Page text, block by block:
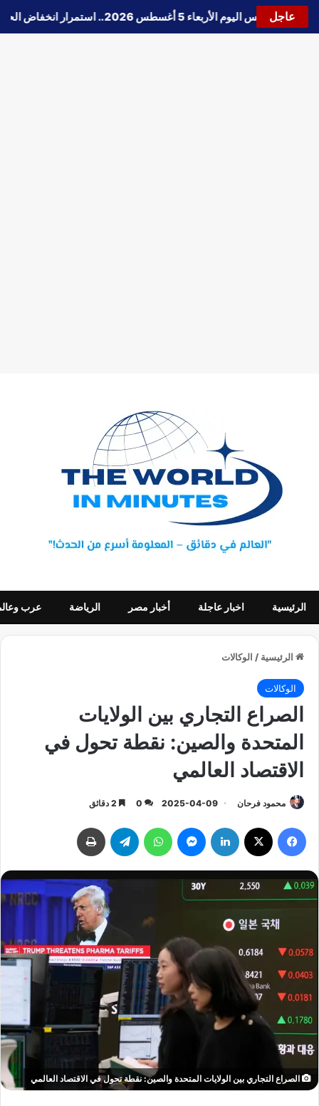
عاجل
🔵حالة الطقس اليوم الأربعاء 5 أغسطس 2026.. استمرار انخفاض الحرارة وتحذيرات من الشبورة واضطراب الملاحة
الرئيسية اخبار عاجلة أخبار مصر الرياضة عرب
الرئيسية / الوكالات
الوكالات
الصراع التجاري بين الولايات
المتحدة والصين: نقطة تحول في
الاقتصاد العالمي
محمود فرحان 2025-04-09
0
الصراع التجاري بين الولايات المتحدة والصين: نقطة تحول في الاقتصاد العالمي